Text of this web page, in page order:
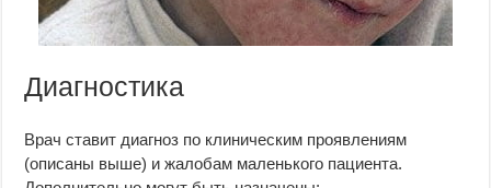
Диагностика
Врач ставит диагноз по клиническим проявлениям
(описаны выше) и жалобам маленького пациента.